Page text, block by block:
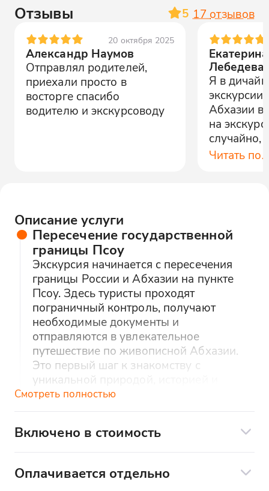
Отзывы 5 17 отзывов
20 октября 2025
Александр Наумов
Отправлял родителей,
приехали просто в
восторге спасибо
водителю и экскурсоводу
Лебедева
Я в
Абхазии в
на
случайно,
ни
долгих
Абхазию.
Читать
Описание услуги
Пересечение государственной
границы Псоу
Экскурсия начинается с пересечения
границы России и Абхазии на пункте
Псоу. Здесь туристы проходят
пограничный контроль, получают
необходимые документы и
отправляются в увлекательное
путешествие по живописной Абхазии.
Это первый шаг к знакомству с
уникальной природой, историей и
культурой этого региона.
Первая остановка — город Гагра, один
Город славится своими пляжами,
субтропической растительностью и
Смотреть полностью
Включено в стоимость
Комфортабельный транспорт
Оплачивается отдельно